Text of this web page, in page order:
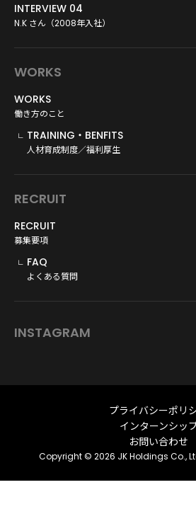
INTERVIEW 04
N.K さん（2008年入社）
WORKS
WORKS
働き方のこと
TRAINING・BENFITS
人材育成制度／福利厚生
RECRUIT
RECRUIT
募集要項
FAQ
よくある質問
INSTAGRAM
Copyright © 2026 JK Holdings Co.,
プライバシーポリ
インターンシッ
お問い合わせ